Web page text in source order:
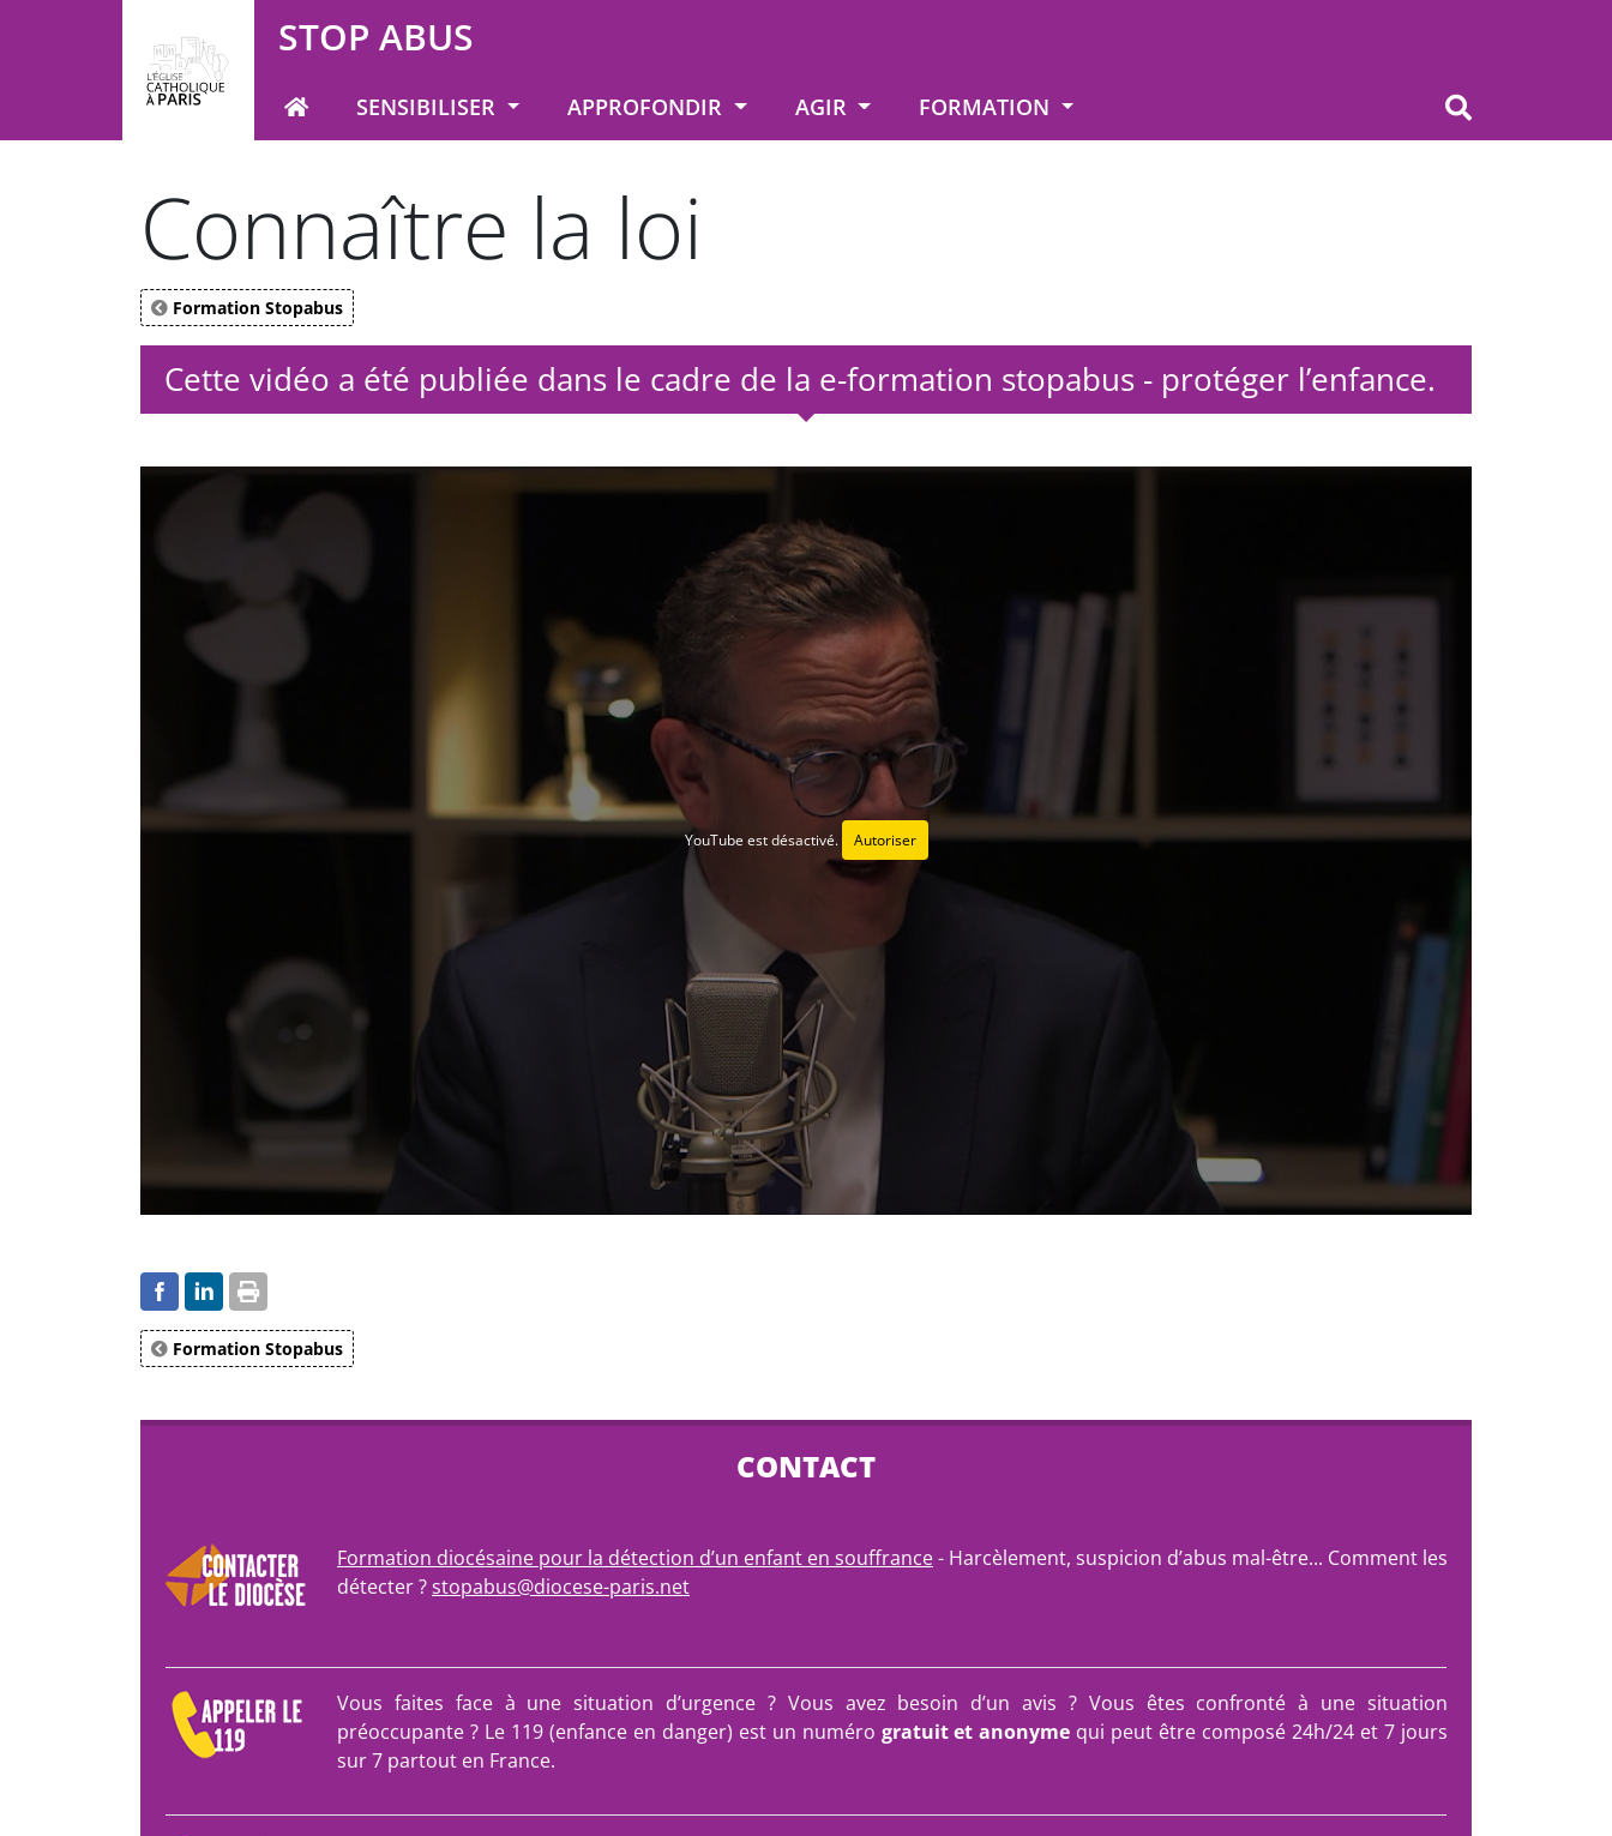
STOP ABUS
Votre recherche OK
SENSIBILISER APPROFONDIR AGIR FORMATION
Connaître la loi
Formation Stopabus
Cette vidéo a été publiée dans le cadre de la e-formation stopabus - protéger l’enfance.
YouTube est désactivé. Autoriser
Formation Stopabus
CONTACT
Formation diocésaine pour la détection d’un enfant en souffrance- Harcèlement, suspicion d’abus mal-être... Comment les
détecter ?stopabus@diocese-paris.net
Vous faites face à une situation d’urgence ? Vous avez besoin d’un avis ? Vous êtes confronté à une situation
préoccupante ? Le 119 (enfance en danger) est un numéro gratuit et anonyme qui peut être composé 24h/24 et 7 jours
sur 7 partout en France.